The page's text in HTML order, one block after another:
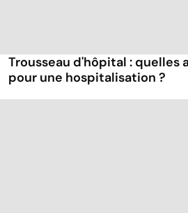
Trousseau d'hôpital : quelles
pour une hospitalisation ?